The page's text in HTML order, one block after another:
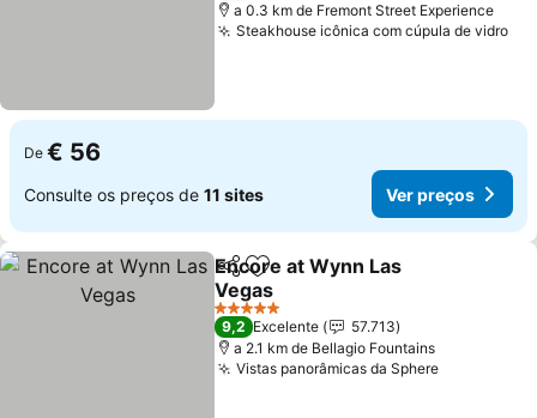
a 0.3 km de Fremont Street Experience
Steakhouse icônica com cúpula de vidro
De € 56
Consulte os preços de 11 sites Ver preços
PartilharAdicionar aos favoritos
Encore at Wynn Las
Vegas
Ver preços
5 Estrelas
9,2 Excelente
57.713
a 2.1 km de Bellagio Fountains
Vistas panorâmicas da SphereVer preços